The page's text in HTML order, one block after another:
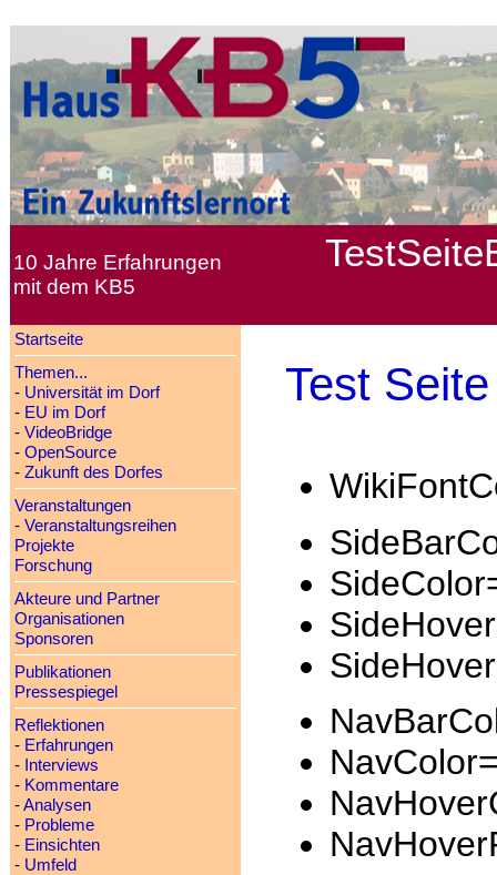
10 Jahre Erfahrungen
mit dem KB5
Startseite
Themen...
- Universität im Dorf
- EU im Dorf
- VideoBridge
- OpenSource
- Zukunft des Dorfes
Veranstaltungen
- Veranstaltungsreihen
Projekte
Forschung
Akteure und Partner
Organisationen
Sponsoren
Publikationen
Pressespiegel
Reflektionen
- Erfahrungen
- Interviews
- Kommentare
-Analysen
- Probleme
- Einsichten
- Umfeld
Test